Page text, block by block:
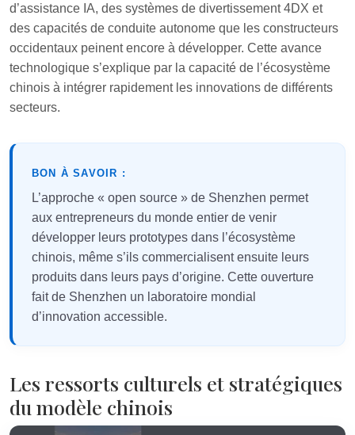
d’assistance IA, des systèmes de divertissement 4DX et
des capacités de conduite autonome que les constructeurs
occidentaux peinent encore à développer. Cette avance
technologique s’explique par la capacité de l’écosystème
chinois à intégrer rapidement les innovations de différents
secteurs.
BON À SAVOIR :
L’approche « open source » de Shenzhen permet
aux entrepreneurs du monde entier de venir
développer leurs prototypes dans l’écosystème
chinois, même s’ils commercialisent ensuite leurs
produits dans leurs pays d’origine. Cette ouverture
fait de Shenzhen un laboratoire mondial
d’innovation accessible.
Les ressorts culturels et stratégiques
du modèle chinois